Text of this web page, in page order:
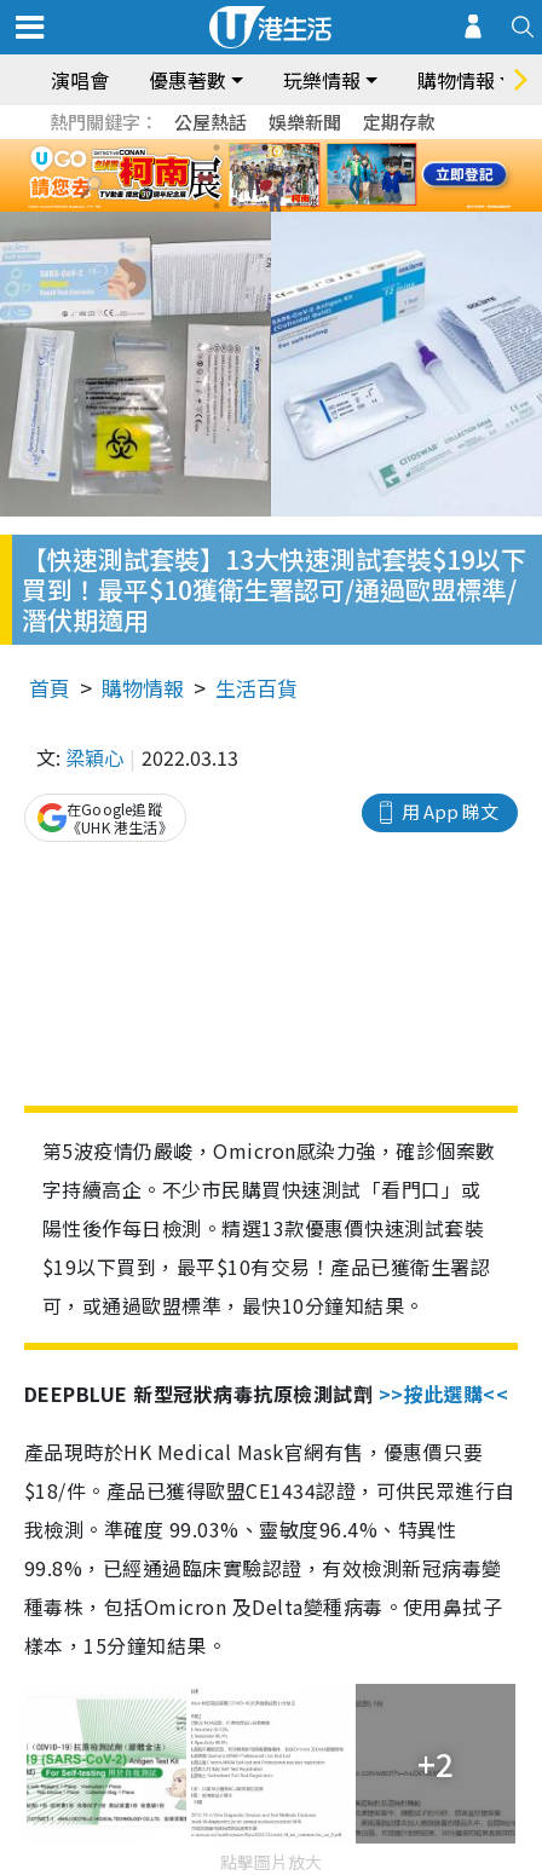
演唱會 優惠著數 玩樂情報 購物情報
熱門關鍵字： 公屋熱話 娛樂新聞 定期存款
【快速測試套裝】13大快速測試套裝$19以下
買到！最平$10獲衛生署認可/通過歐盟標準/
潛伏期適用
首頁 購物情報 生活百貨
文: 梁穎心 2022.03.13
用 App 睇文
在Google追蹤
《UHK 港生活》
第5波疫情仍嚴峻，Omicron感染力強，確診個案數
字持續高企。不少市民購買快速測試「看門口」或
陽性後作每日檢測。精選13款優惠價快速測試套裝
$19以下買到，最平$10有交易！產品已獲衛生署認
可，或通過歐盟標準，最快10分鐘知結果。
DEEPBLUE 新型冠狀病毒抗原檢測試劑 >>按此選購<<
產品現時於HK Medical Mask官網有售，優惠價只要
$18/件。產品已獲得歐盟CE1434認證，可供民眾進行自
我檢測。準確度 99.03%、靈敏度96.4%、特異性
99.8%，已經通過臨床實驗認證，有效檢測新冠病毒變
種毒株，包括Omicron 及Delta變種病毒。使用鼻拭子
樣本，15分鐘知結果。
+2
點擊圖片放大